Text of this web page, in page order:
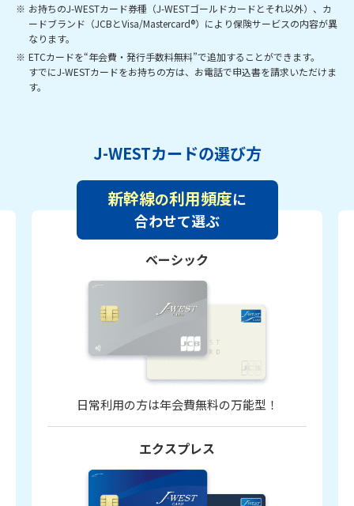
※ お持ちのJ-WESTカード券種（J-WESTゴールドカードとそれ以外）、カ
ードブランド（JCBとVisa/Mastercard®）により保険サービスの内容が異
なります。
※ ETCカードを“年会費・発行手数料無料”で追加することができます。
すでにJ-WESTカードをお持ちの方は、お電話で申込書を請求いただけま
す。
J-WESTカードの選び方
新幹線の利用頻度に
合わせて選ぶ
ベーシック
日常利用の方は年会費無料の万能型！
エクスプレス